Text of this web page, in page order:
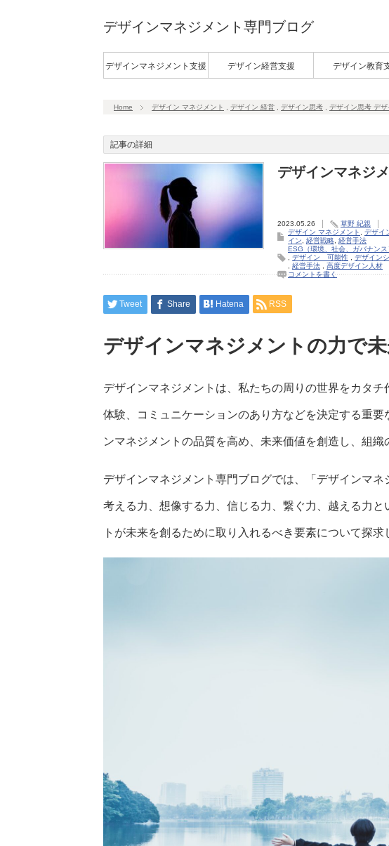
デザインマネジメント専門ブログ
デザインマネジメント支援 デザイン経営支援 デザイン教育
Home デザイン マネジメント デザイン 経営 デザイン思考 デザイン思考 デ
記事の詳細
デザインマネジ
2023.05.26
草野 紀親
デザイン マネジメント
デザイ
イン
経営戦略 経営手法
ESG（環境、社会、ガバナンス
デザイン 可能性 デザイン
経営手法
高度デザイン人材
コメントを書く
Tweet Share Hatena RSS
デザインマネジメントの力で未
デザインマネジメントは、私たちの周りの世界をカタ
体験、コミュニケーションのあり方などを決定する重
ンマネジメントの品質を高め、未来価値を創造し、組織
デザインマネジメント専門ブログでは、「デザインマネ
考える力、想像する力、信じる力、繋ぐ力、越える力
トが未来を創るために取り入れるべき要素について探求